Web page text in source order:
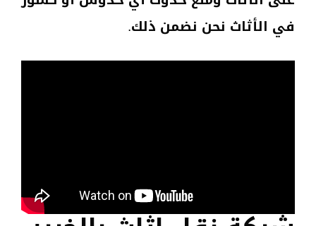
في الأثاث نحن نضمن ذلك.